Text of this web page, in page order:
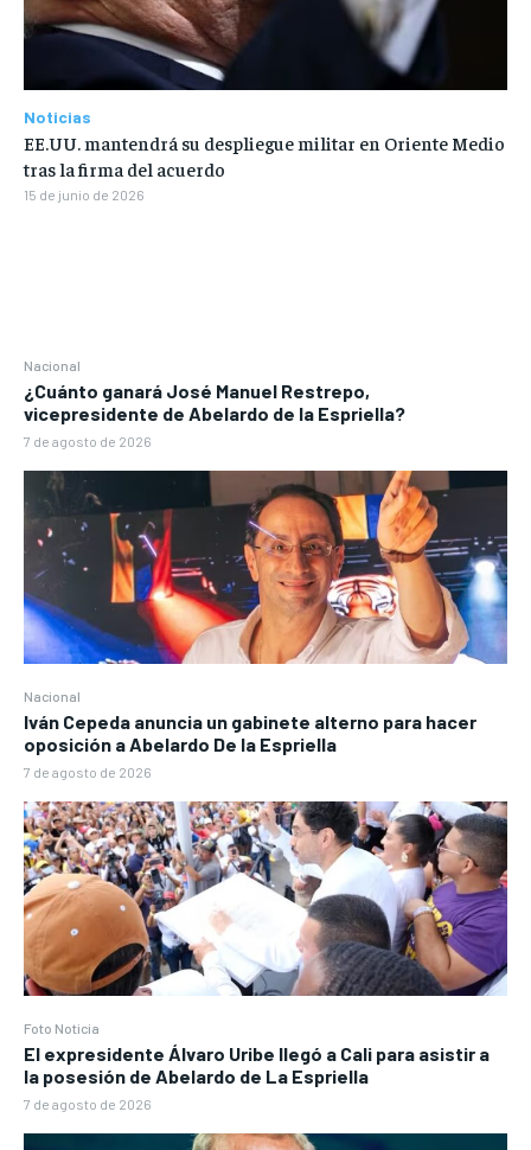
Nacional
¿Cuánto ganará José Manuel Restrepo,
vicepresidente de Abelardo de la Espriella?
7 de agosto de 2026
Nacional
Iván Cepeda anuncia un gabinete alterno para hacer
oposición a Abelardo De la Espriella
7 de agosto de 2026
Foto Noticia
El expresidente Álvaro Uribe llegó a Cali para asistir a
la posesión de Abelardo de La Espriella
7 de agosto de 2026
Noticias
EE.UU. mantendrá su despliegue militar en Oriente Medio
tras la firma del acuerdo
15 de junio de 2026